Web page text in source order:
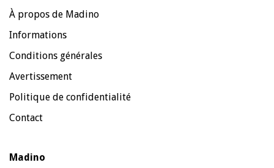
À propos de Madino
Informations
Conditions générales
Avertissement
Politique de confidentialité
Contact
Madino